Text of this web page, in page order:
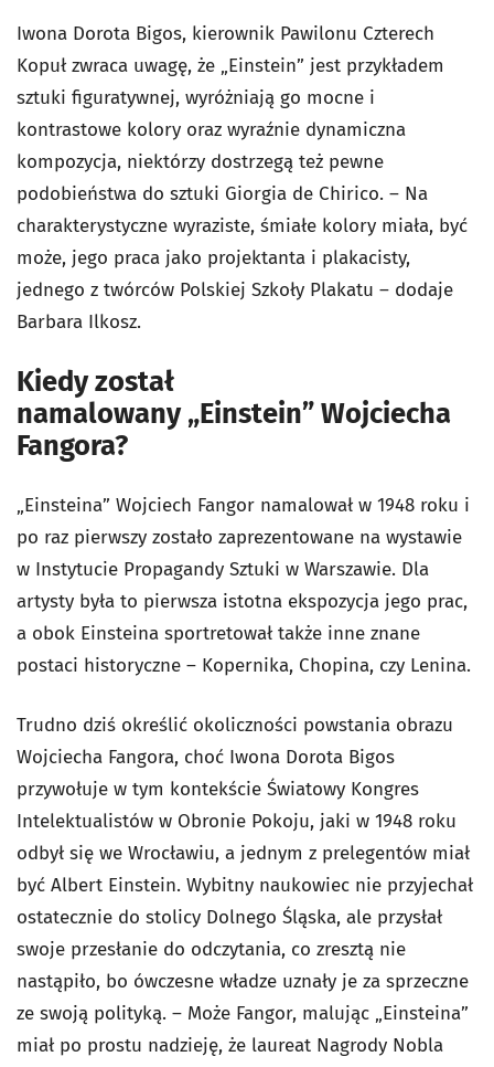
Iwona Dorota Bigos, kierownik Pawilonu Czterech
Kopuł zwraca uwagę, że „Einstein” jest przykładem
sztuki figuratywnej, wyróżniają go mocne i
kontrastowe kolory oraz wyraźnie dynamiczna
kompozycja, niektórzy dostrzegą też pewne
podobieństwa do sztuki Giorgia de Chirico. – Na
charakterystyczne wyraziste, śmiałe kolory miała, być
może, jego praca jako projektanta i plakacisty,
jednego z twórców Polskiej Szkoły Plakatu – dodaje
Barbara Ilkosz.
Kiedy został
namalowany „Einstein” Wojciecha
Fangora?
„Einsteina” Wojciech Fangor namalował w 1948 roku i
po raz pierwszy zostało zaprezentowane na wystawie
w Instytucie Propagandy Sztuki w Warszawie. Dla
artysty była to pierwsza istotna ekspozycja jego prac,
a obok Einsteina sportretował także inne znane
postaci historyczne – Kopernika, Chopina, czy Lenina.
Trudno dziś określić okoliczności powstania obrazu
Wojciecha Fangora, choć Iwona Dorota Bigos
przywołuje w tym kontekście Światowy Kongres
Intelektualistów w Obronie Pokoju, jaki w 1948 roku
odbył się we Wrocławiu, a jednym z prelegentów miał
być Albert Einstein. Wybitny naukowiec nie przyjechał
ostatecznie do stolicy Dolnego Śląska, ale przysłał
swoje przesłanie do odczytania, co zresztą nie
nastąpiło, bo ówczesne władze uznały je za sprzeczne
ze swoją polityką. – Może Fangor, malując „Einsteina”
miał po prostu nadzieję, że laureat Nagrody Nobla